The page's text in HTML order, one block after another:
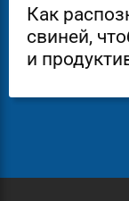
Как
свиней,
и